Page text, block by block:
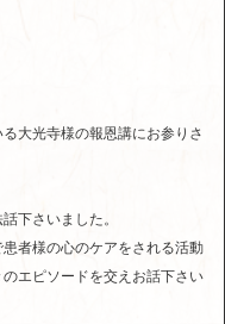
大光寺様の報恩講にお参りさ
下さいました。
者様の心のケアをされる活動
エピソードを交えお話下さい